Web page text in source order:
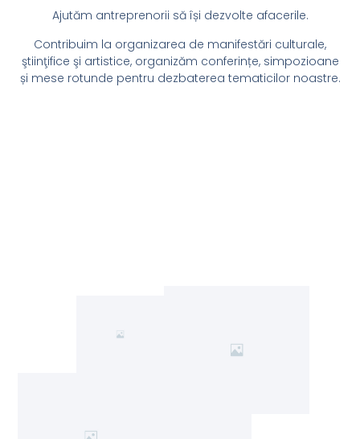
Ajutăm antreprenorii să își dezvolte afacerile.
Contribuim la organizarea de manifestări culturale,
ştiinţifice şi artistice, organizăm conferințe, simpozioane
și mese rotunde pentru dezbaterea tematicilor noastre.